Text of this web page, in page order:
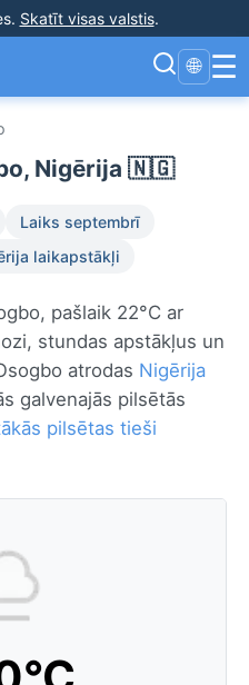
. Skatīt visas valstis.
🌐 ☰
Nigērija 🇳🇬
Laiks septembrī
laikapstākļi
pašlaik 22°C ar
stundas apstākļus un
atrodas Nigērija
galvenajās pilsētās
pilsētas tieši